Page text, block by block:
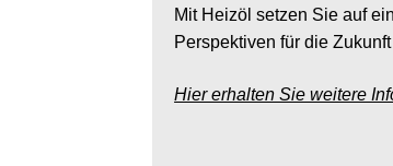
Mit Heizöl setzen Sie auf
Perspektiven für die
Hier erhalten Sie weitere